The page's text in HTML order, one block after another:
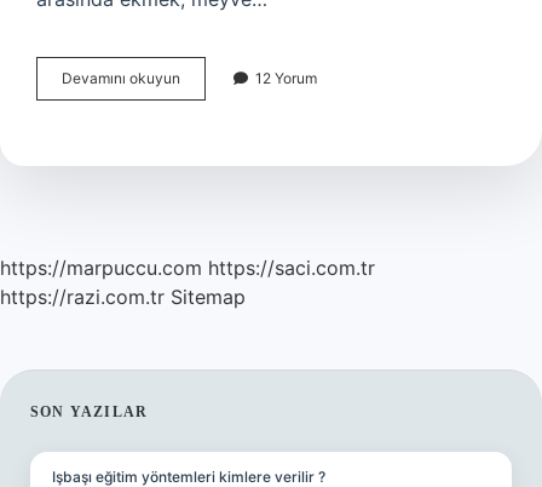
Devamını okuyun Brezilyanın
En
Nedir
12 Yorum
https://marpuccu.com https://saci.com.tr
https://razi.com.tr Sitemap
SIDEBAR
SON YAZILAR
Işbaşı eğitim yöntemleri kimlere verilir ?